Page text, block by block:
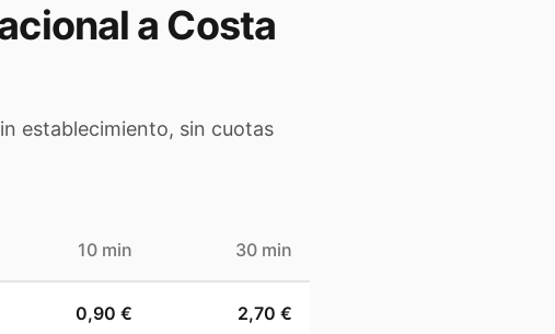
a Costa
establecimiento, sin cuotas
10 min 30 min
0,90 € 2,70 €